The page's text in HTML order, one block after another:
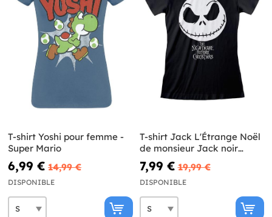
T-shirt Yoshi pour femme -
Super Mario
6,99 € 14,99 €
DISPONIBLE
T-shirt Jack L'Étrange Noël
de monsieur Jack noir
femme
7,99 € 19,99 €
DISPONIBLE